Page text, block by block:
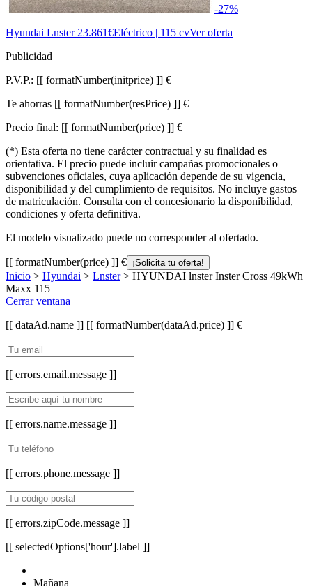
-27%
Hyundai Lnster 23.861€Eléctrico | 115 cvVer oferta
Publicidad
P.V.P.: [[ formatNumber(initprice) ]] €
Te ahorras [[ formatNumber(resPrice) ]] €
Precio final: [[ formatNumber(price) ]] €
(*) Esta oferta no tiene carácter contractual y su finalidad es
orientativa. El precio puede incluir campañas promocionales o
subvenciones oficiales, cuya aplicación depende de su vigencia,
disponibilidad y del cumplimiento de requisitos. No incluye gastos
de matriculación. Consulta con el concesionario la disponibilidad,
condiciones y oferta definitiva.
El modelo visualizado puede no corresponder al ofertado.
[[ formatNumber(price) ]] € ¡Solicita tu oferta!
Inicio > Hyundai > Lnster> HYUNDAI lnster Inster Cross 49kWh
Maxx 115
Cerrar ventana
[[ dataAd.name ]] [[ formatNumber(dataAd.price) ]] €
[[ errors.email.message ]]
[[ errors.name.message ]]
[[ errors.phone.message ]]
[[ errors.zipCode.message ]]
[[ selectedOptions['hour'].label ]]
Mañana